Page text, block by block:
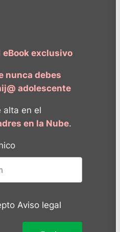
eBook exclusivo
nunca debes
adolescente
alta en el
en la Nube.
Aviso legal